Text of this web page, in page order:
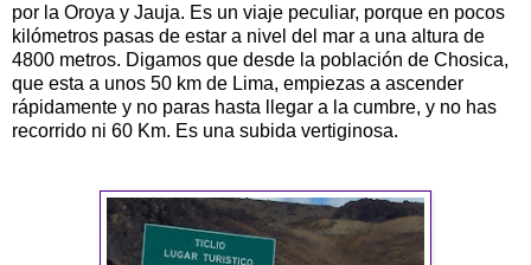
por la Oroya y Jauja. Es un viaje peculiar, porque en pocos
kilómetros pasas de estar a nivel del mar a una altura de
4800 metros. Digamos que desde la población de Chosica,
que esta a unos 50 km de Lima, empiezas a ascender
rápidamente y no paras hasta llegar a la cumbre, y no has
recorrido ni 60 Km. Es una subida vertiginosa.